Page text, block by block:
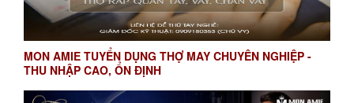
MON AMIE TUYỂN DỤNG THỢ MAY CHUYÊN NGHIỆP -
THU NHẬP CAO, ỔN ĐỊNH